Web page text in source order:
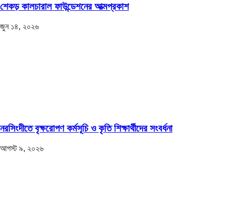
শেকড় কালচারাল ফাউন্ডেশনের আত্মপ্রকাশ
জুন ১৪, ২০২৬
নরসিংদীতে বৃক্ষরোপণ কর্মসূচি ও কৃতি শিক্ষার্থীদের সংবর্ধনা
আগস্ট ৯, ২০২৬